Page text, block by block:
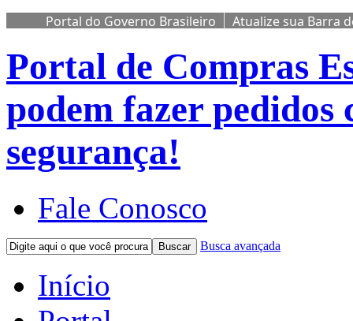
Portal do Governo Brasileiro Atualize sua Barra
Portal de Compras
podem fazer pedidos
segurança!
Fale Conosco
Buscar Busca avançada
Início